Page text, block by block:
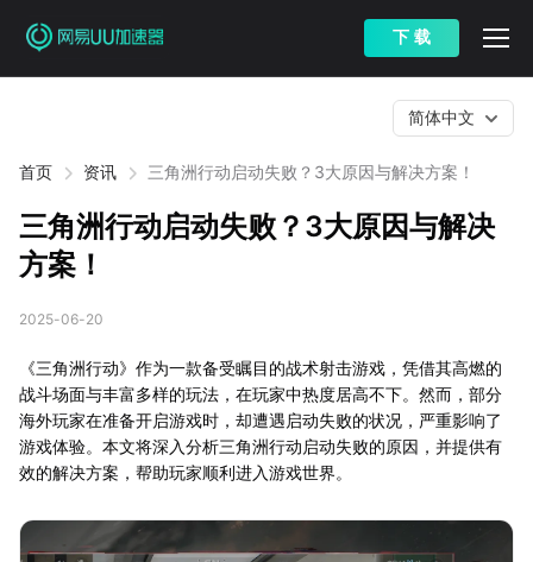
下 载
首页 资讯 三角洲行动启动失败？3大原因与解决方案！
简体中文
三角洲行动启动失败？3大原因与解决
方案！
2025-06-20
《三角洲行动》作为一款备受瞩目的战术射击游戏，凭借其高燃的
战斗场面与丰富多样的玩法，在玩家中热度居高不下。然而，部分
海外玩家在准备开启游戏时，却遭遇启动失败的状况，严重影响了
游戏体验。本文将深入分析三角洲行动启动失败的原因，并提供有
效的解决方案，帮助玩家顺利进入游戏世界。